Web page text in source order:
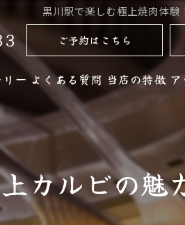
黒川駅で楽しむ極上焼肉体験
ご予約はこちら
ー よくある質問 当店の特徴
お酒
ノンアルコー
カルビの魅